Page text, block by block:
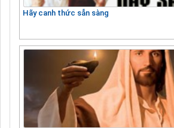
Hãy canh thức sẵn sàng